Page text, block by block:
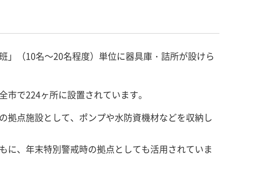
」（10名～20名程度）単位に器具庫・詰所が設けら
で224ヶ所に設置されています。
拠点施設として、ポンプや水防資機材などを収納し
に、年末特別警戒時の拠点としても活用されていま